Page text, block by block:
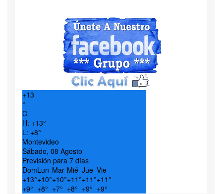
+13
°
C
H: +13°
L: +8°
Montevideo
Sábado, 08 Agosto
Previsión para 7 días
DomLun Mar Mié Jue Vie
+13°+10°+10°+11°+11°+11°
+9° +8° +7° +8° +9° +9°